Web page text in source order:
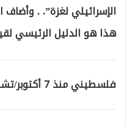
الإسرائيلي لغزة”. .
هذا هو الدليل الرئيسي